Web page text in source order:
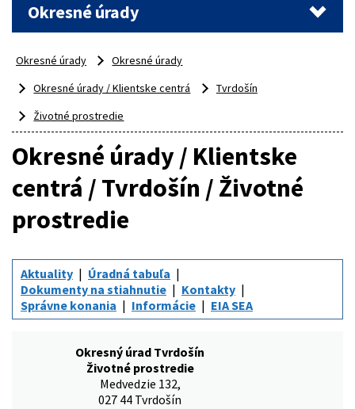
Okresné úrady
Okresné úrady
Okresné úrady
Okresné úrady / Klientske centrá
Tvrdošín
Životné prostredie
Okresné úrady / Klientske
centrá / Tvrdošín / Životné
prostredie
Aktuality
Úradná tabuľa
Dokumenty na stiahnutie
Kontakty
Správne konania
Informácie EIA SEA
Okresný úrad Tvrdošín
Životné prostredie
Medvedzie 132,
027 44 Tvrdošín